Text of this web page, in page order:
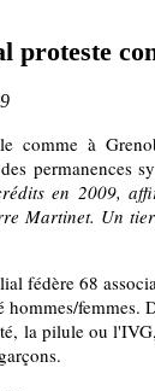
proteste
comme à
permanences
en 2009,
Martinet. Un
fédère 68
femmes.
la pilule ou